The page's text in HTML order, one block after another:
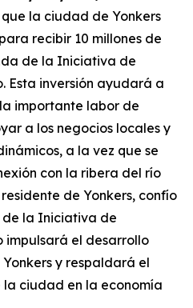
la ciudad de Yonkers
recibir 10 millones de
de la Iniciativa de
Esta inversión ayudará a
importante labor de
a los negocios locales y
a la vez que se
con la ribera del río
de Yonkers, confío
de la Iniciativa de
impulsará el desarrollo
y respaldará el
ciudad en la economía